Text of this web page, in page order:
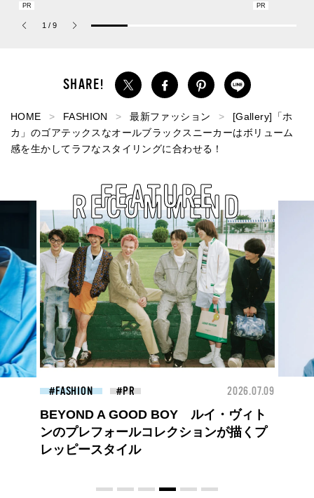
の新作フレグランス「コ
パルファム」
描くプレッピ
1 / 9
HOME FASHION 最新ファッション
[Gallery]「ホ
カ」のゴアテックスなオールブラックスニーカーはボリューム
感を生かしてラフなスタイリングに合わせる！
RECOMMEND
FEATURE
BEAUTY 2026.07.09
夏のパーマ、さらにあか抜け。N.（エヌ
ドット）のスタイリングアイテムで作る
旬ヘアのテクニックを、人気３サロンに